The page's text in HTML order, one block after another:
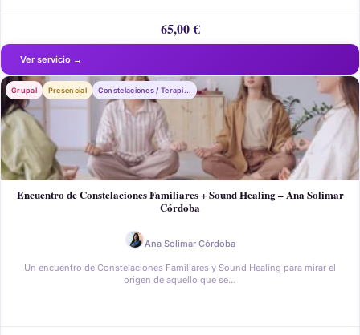
65,00€
Grupal Presencial Constelaciones / Terapia Sistémica
Encuentro de Constelaciones Familiares + Sound Healing – Ana Solimar
Córdoba
Ana Solimar Córdoba
Un encuentro de Constelaciones Familiares y Sound Healing para mirar el
origen de aquello que se…